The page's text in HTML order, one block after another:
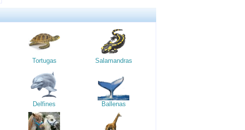
Tortugas Salamandras
Delfines Ballenas